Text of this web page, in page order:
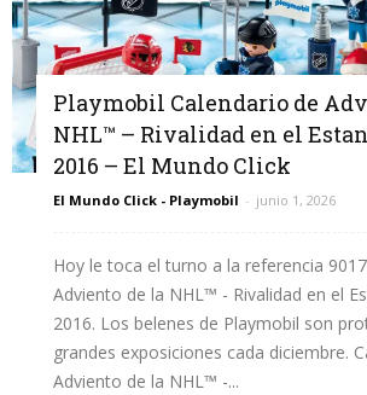
Playmobil Calendario de
NHL™ – Rivalidad en el
2016 – El Mundo Click
El Mundo Click - Playmobil - junio 1, 2026
Hoy le toca el turno a la referencia
Adviento de la NHL™ - Rivalidad en el
2016. Los belenes de Playmobil son
grandes exposiciones cada diciembre.
Adviento de la NHL™ -...